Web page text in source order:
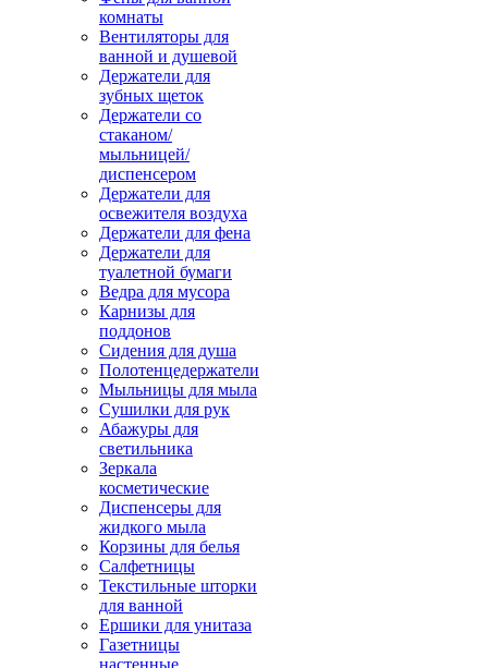
комнаты
Вентиляторы для
ванной и душевой
Держатели для
зубных щеток
Держатели со
стаканом/
мыльницей/
диспенсером
Держатели для
освежителя воздуха
Держатели для фена
Держатели для
туалетной бумаги
Ведра для мусора
Карнизы для
поддонов
Сидения для душа
Полотенцедержатели
Мыльницы для мыла
Сушилки для рук
Абажуры для
светильника
Зеркала
косметические
Диспенсеры для
жидкого мыла
Корзины для белья
Салфетницы
Текстильные шторки
для ванной
Ершики для унитаза
Газетницы
настенные